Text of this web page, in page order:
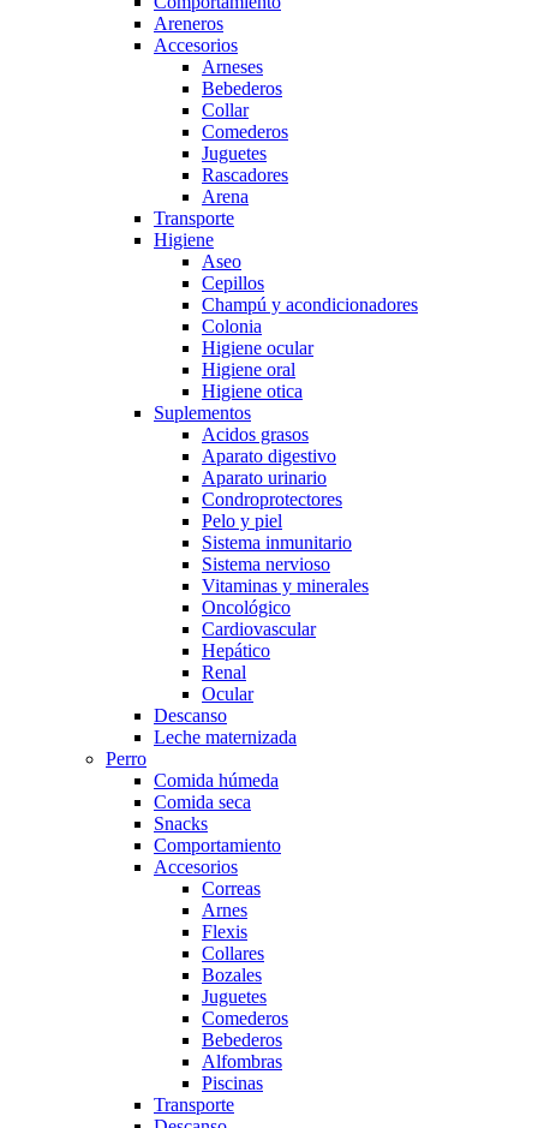
Areneros
Accesorios
Arneses
Bebederos
Collar
Comederos
Juguetes
Rascadores
Arena
Transporte
Higiene
Aseo
Cepillos
Champú y acondicionadores
Colonia
Higiene ocular
Higiene oral
Higiene otica
Suplementos
Acidos grasos
Aparato digestivo
Aparato urinario
Condroprotectores
Pelo y piel
Sistema inmunitario
Sistema nervioso
Vitaminas y minerales
Oncológico
Cardiovascular
Hepático
Renal
Ocular
Descanso
Leche maternizada
Perro
Comida húmeda
Comida seca
Snacks
Comportamiento
Accesorios
Correas
Arnes
Flexis
Collares
Bozales
Juguetes
Comederos
Bebederos
Alfombras
Piscinas
Transporte